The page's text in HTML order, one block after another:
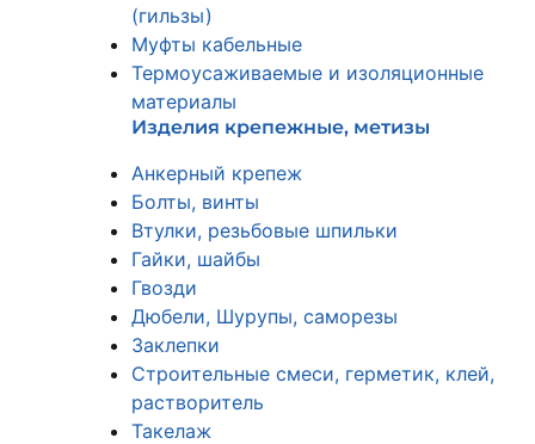
(гильзы)
Муфты кабельные
Термоусаживаемые и изоляционные
материалы
Изделия крепежные, метизы
Анкерный крепеж
Болты, винты
Втулки, резьбовые шпильки
Гайки, шайбы
Гвозди
Дюбели, Шурупы, саморезы
Заклепки
Строительные смеси, герметик, клей,
растворитель
Такелаж